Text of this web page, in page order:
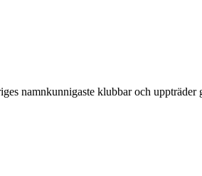
namnkunnigaste klubbar och uppträder